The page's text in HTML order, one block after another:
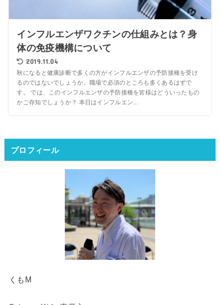
インフルエンザワクチンの仕組みとは？身
体の免疫機構について
2019.11.04
秋になると健康診断で多くの方がインフルエンザの予防接種を受け
るのではないでしょうか。職場で必須のところも多くあるはずで
す。 では、このインフルエンザの予防接種を皆様はどういったもの
かご存知でしょうか？ 本日はインフルエン...
プロフィール
くもM